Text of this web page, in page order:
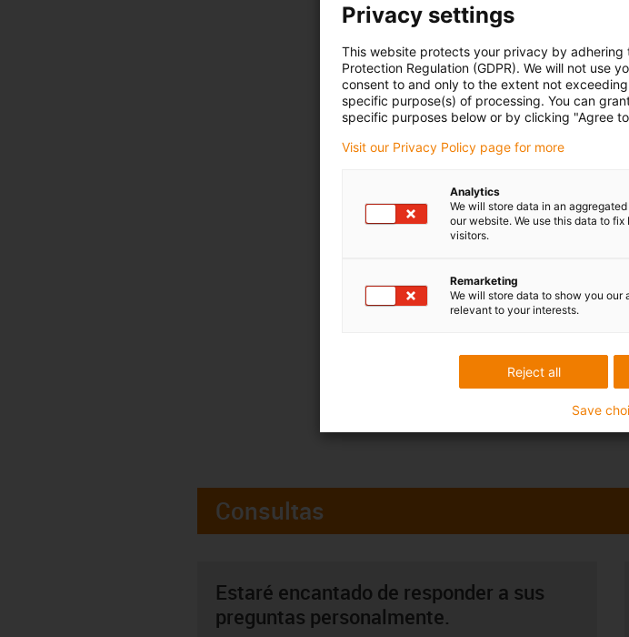
Consultas
Estaré encantado de responder a sus
preguntas personalmente.
Privacy settings
This website protects your privacy by adhering
Protection Regulation (GDPR). We will not use
consent to and only to the extent not
specific purpose(s) of processing. You can
specific purposes below or by clicking "Agree
Visit our Privacy Policy page for more
Analytics
We will store data in an
our website. We use this data to
visitors.
Remarketing
We will store data to show you
relevant to your interests.
Reject all
Save